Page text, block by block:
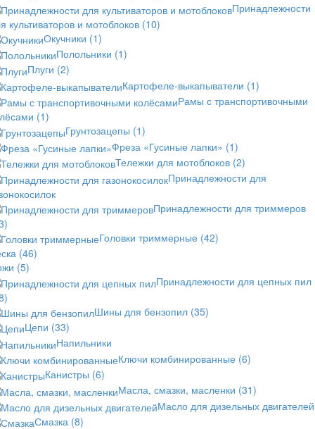
Принадлежности
культиваторов и мотоблоков (10)
Окучники (1)
Полольники (1)
Плуги (2)
Картофеле-выкапыватели (1)
Рамы с транспортивочными
(1)
Грунтозацепы (1)
Фреза «Гусиные лапки» (1)
Тележки для мотоблоков (2)
Принадлежности для
Принадлежности для триммеров
Головки триммерные (42)
(46)
(5)
Принадлежности для цепных пил
Шины для бензопил (35)
Цепи (33)
Напильники
Ключи комбинированные (6)
Канистры (6)
Масла, смазки, масленки (31)
Масло для дизельных двигателей
Смазка (8)